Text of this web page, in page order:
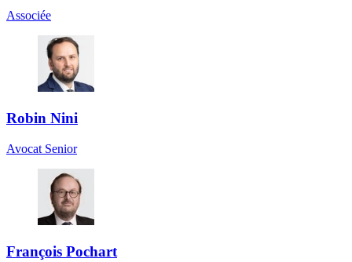
Associée
Robin Nini
Avocat Senior
François Pochart